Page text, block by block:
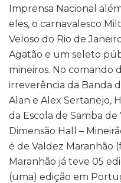
Imprensa Nacional
eles, o carnavalesco
Veloso do Rio de
Agatão e um seleto
mineiros. No comando
irreverência da Banda
Alan e Alex Sertanejo,
da Escola de Samba de
Dimensão Hall –
é de Valdez Maranhão
Maranhão já teve 05
(uma) edição em